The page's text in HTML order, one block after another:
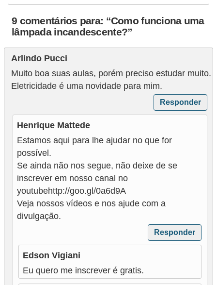
9 comentários para: “Como funciona uma
lâmpada incandescente?”
Arlindo Pucci
Muito boa suas aulas, porém preciso estudar muito.
Eletricidade é uma novidade para mim.
Responder
Henrique Mattede
Estamos aqui para lhe ajudar no que for
possível.
Se ainda não nos segue, não deixe de se
inscrever em nosso canal no
youtubehttp://goo.gl/0a6d9A
Veja nossos vídeos e nos ajude com a
divulgação.
Responder
Edson Vigiani
Eu quero me inscrever é gratis.
e
d
i
ç
ã
o
r
o
j
e
t
o
s
e
s
q
u